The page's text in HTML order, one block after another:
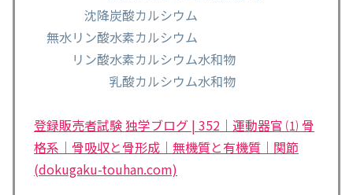
沈降炭酸カルシウム
無水リン酸水素カルシウム
リン酸水素カルシウム水和物
乳酸カルシウム水和物
登録販売者試験 独学ブログ | 352｜運動器官 ⑴ 骨
格系｜骨吸収と骨形成｜無機質と有機質｜関節
(dokugaku-touhan.com)